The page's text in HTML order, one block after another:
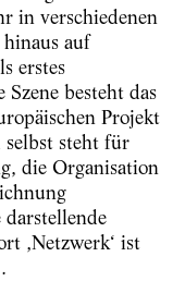
in verschiedenen
auf
erstes
besteht das
Projekt
steht für
die Organisation
‚Netzwerk‘ ist